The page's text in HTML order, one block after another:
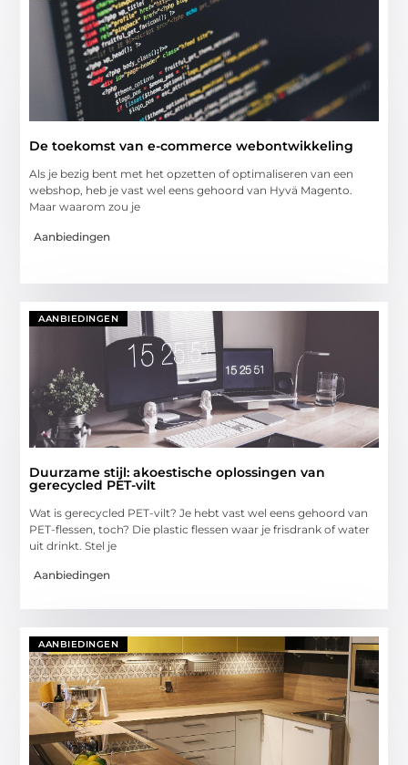
De toekomst van e-commerce webontwikkeling
Als je bezig bent met het opzetten of optimaliseren van een
webshop, heb je vast wel eens gehoord van Hyvä Magento.
Maar waarom zou je
Aanbiedingen
AANBIEDINGEN
Duurzame stijl: akoestische oplossingen van
gerecycled PET-vilt
Wat is gerecycled PET-vilt? Je hebt vast wel eens gehoord van
PET-flessen, toch? Die plastic flessen waar je frisdrank of water
uit drinkt. Stel je
Aanbiedingen
AANBIEDINGEN